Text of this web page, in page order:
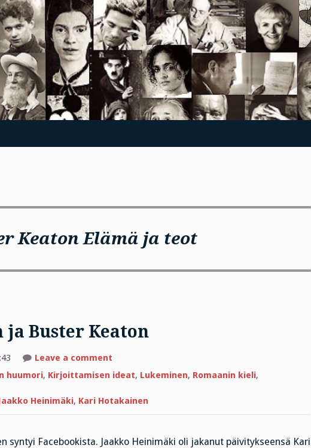
Keaton Elämä ja teot
Buster Keaton
Leave a commenton
Hotakainen
Keaton
huumori, Kirjoittamisen ideat, Lukeminen, Romaanin kieli,
Heinimäki, Kari Hotakainen
syntyi Facebookista. Jaakko Heinimäki oli jakanut päivitykseensä Kari